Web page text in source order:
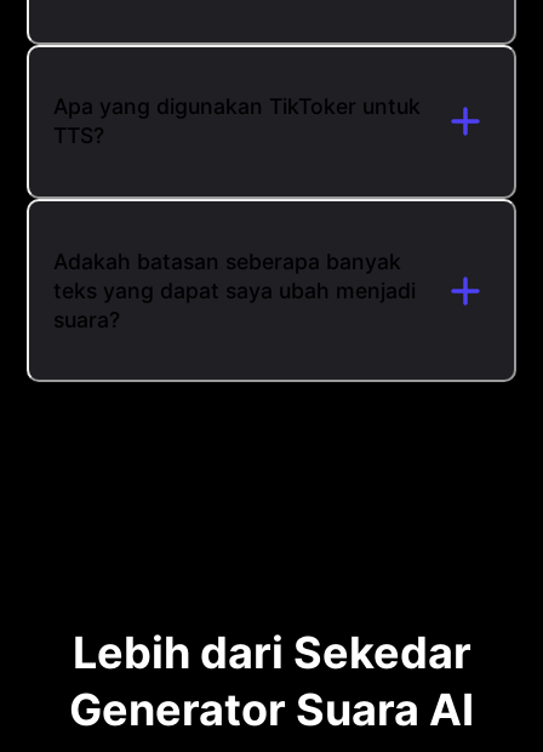
Apa yang digunakan TikToker untuk
TTS?
Adakah batasan seberapa banyak
teks yang dapat saya ubah menjadi
suara?
Lebih dari Sekedar
Generator Suara AI